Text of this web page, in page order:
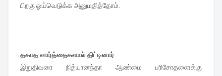
பிறகு ஓய்வெடுக்க அனுமதித்தோம்.
தகாத வார்த்தைகளால் திட்டினார்
இறுதிவரை நித்யானந்தா ஆண்மை பரிசோதனைக்கு